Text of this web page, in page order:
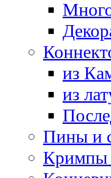
из
из
Пины и
Кримпы